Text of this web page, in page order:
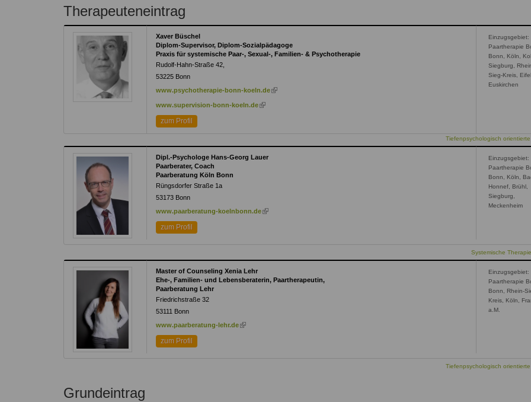
Therapeutenliste
nach
Methode
Therapeutenliste
nach
Themen
auf.
Zum Kontaktformular
Therapeuteneintrag
Xaver Büschel
Diplom-Supervisor, Diplom-Sozialpädagoge
Praxis für systemische Paar-, Sexual-, Familien- & Psychotherapie
Rudolf-Hahn-Straße 42,
53225 Bonn
www.psychotherapie-bonn-koeln.de (link
www.supervision-bonn-koeln.de (link
zum Profil
Einzugsgebiet:
Paartherapie
Bonn, Köln,
Siegburg,
Sieg-Kreis,
Euskirchen
Tiefenpsychologisch
Dipl.-Psychologe Hans-Georg Lauer
Paarberater, Coach
Paarberatung Köln Bonn
Rüngsdorfer Straße 1a
53173 Bonn
www.paarberatung-koelnbonn.de (link
zum Profil
Einzugsgebiet:
Paartherapie
Bonn, Köln,
Honnef, Brühl,
Siegburg,
Meckenheim
Systemische
Master of Counseling Xenia Lehr
Ehe-, Familien- und Lebensberaterin, Paartherapeutin,
Paarberatung Lehr
Friedrichstraße 32
53111
Bonn
www.paarberatung-lehr.de (link
zum Profil
Einzugsgebiet:
Paartherapie
Bonn, Rhein-
Kreis, Köln,
a.M.
Tiefenpsychologisch
Grundeintrag